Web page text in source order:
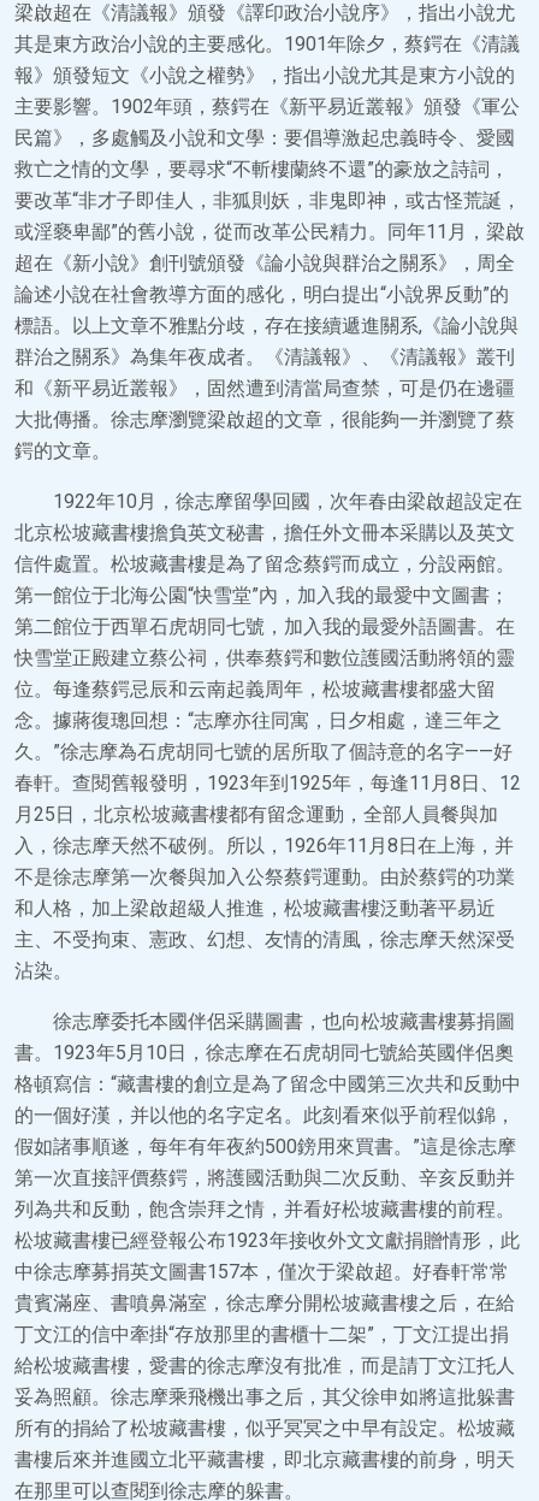
梁啟超在《清議報》頒發《譯印政治小說序》，指出小說尤
其是東方政治小說的主要感化。1901年除夕，蔡鍔在《清議
報》頒發短文《小說之權勢》，指出小說尤其是東方小說的
主要影響。1902年頭，蔡鍔在《新平易近叢報》頒發《軍公
民篇》，多處觸及小說和文學：要倡導激起忠義時令、愛國
救亡之情的文學，要尋求“不斬樓蘭終不還”的豪放之詩詞，
要改革“非才子即佳人，非狐則妖，非鬼即神，或古怪荒誕，
或淫褻卑鄙”的舊小說，從而改革公民精力。同年11月，梁啟
超在《新小說》創刊號頒發《論小說與群治之關系》，周全
論述小說在社會教導方面的感化，明白提出“小說界反動”的
標語。以上文章不雅點分歧，存在接續遞進關系,《論小說與
群治之關系》為集年夜成者。《清議報》、《清議報》叢刊
和《新平易近叢報》，固然遭到清當局查禁，可是仍在邊疆
大批傳播。徐志摩瀏覽梁啟超的文章，很能夠一并瀏覽了蔡
鍔的文章。
1922年10月，徐志摩留學回國，次年春由梁啟超設定在
北京松坡藏書樓擔負英文秘書，擔任外文冊本采購以及英文
信件處置。松坡藏書樓是為了留念蔡鍔而成立，分設兩館。
第一館位于北海公園“快雪堂”內，加入我的最愛中文圖書；
第二館位于西單石虎胡同七號，加入我的最愛外語圖書。在
快雪堂正殿建立蔡公祠，供奉蔡鍔和數位護國活動將領的靈
位。每逢蔡鍔忌辰和云南起義周年，松坡藏書樓都盛大留
念。據蔣復璁回想：“志摩亦往同寓，日夕相處，達三年之
久。”徐志摩為石虎胡同七號的居所取了個詩意的名字——好
春軒。查閱舊報發明，1923年到1925年，每逢11月8日、12
月25日，北京松坡藏書樓都有留念運動，全部人員餐與加
入，徐志摩天然不破例。所以，1926年11月8日在上海，并
不是徐志摩第一次餐與加入公祭蔡鍔運動。由於蔡鍔的功業
和人格，加上梁啟超級人推進，松坡藏書樓泛動著平易近
主、不受拘束、憲政、幻想、友情的清風，徐志摩天然深受
沾染。
徐志摩委托本國伴侶采購圖書，也向松坡藏書樓募捐圖
書。1923年5月10日，徐志摩在石虎胡同七號給英國伴侶奧
格頓寫信：“藏書樓的創立是為了留念中國第三次共和反動中
的一個好漢，并以他的名字定名。此刻看來似乎前程似錦，
假如諸事順遂，每年有年夜約500鎊用來買書。”這是徐志摩
第一次直接評價蔡鍔，將護國活動與二次反動、辛亥反動并
列為共和反動，飽含崇拜之情，并看好松坡藏書樓的前程。
松坡藏書樓已經登報公布1923年接收外文文獻捐贈情形，此
中徐志摩募捐英文圖書157本，僅次于梁啟超。好春軒常常
貴賓滿座、書噴鼻滿室，徐志摩分開松坡藏書樓之后，在給
丁文江的信中牽掛“存放那里的書櫃十二架”，丁文江提出捐
給松坡藏書樓，愛書的徐志摩沒有批准，而是請丁文江托人
妥為照顧。徐志摩乘飛機出事之后，其父徐申如將這批躲書
所有的捐給了松坡藏書樓，似乎冥冥之中早有設定。松坡藏
書樓后來并進國立北平藏書樓，即北京藏書樓的前身，明天
在那里可以查閱到徐志摩的躲書。